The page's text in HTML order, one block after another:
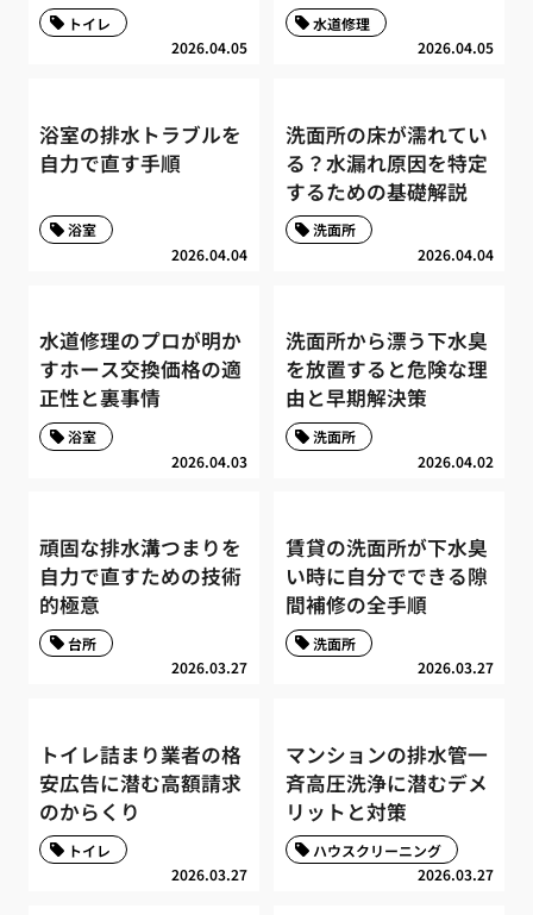
2026.04.05
トイレ
2026.04.05
水道修理
浴室の排水トラブルを
自力で直す手順
2026.04.04
浴室
洗面所の床が濡れてい
る？水漏れ原因を特定
するための基礎解説
2026.04.04
洗面所
水道修理のプロが明か
すホース交換価格の適
正性と裏事情
2026.04.03
浴室
洗面所から漂う下水臭
を放置すると危険な理
由と早期解決策
2026.04.02
洗面所
頑固な排水溝つまりを
自力で直すための技術
的極意
2026.03.27
台所
賃貸の洗面所が下水臭
い時に自分でできる隙
間補修の全手順
2026.03.27
洗面所
トイレ詰まり業者の格
安広告に潜む高額請求
のからくり
2026.03.27
トイレ
マンションの排水管一
斉高圧洗浄に潜むデメ
リットと対策
2026.03.27
ハウスクリーニング